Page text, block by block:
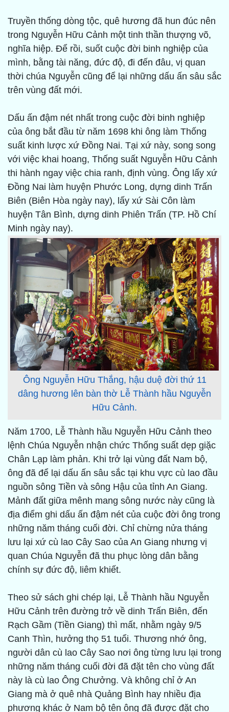
Truyền thống dòng tộc, quê hương đã hun đúc nên
trong Nguyễn Hữu Cảnh một tinh thần thượng võ,
nghĩa hiệp. Để rồi, suốt cuộc đời binh nghiệp của
mình, bằng tài năng, đức độ, đi đến đâu, vị quan
thời chúa Nguyễn cũng để lại những dấu ấn sâu sắc
trên vùng đất mới.
Dấu ấn đậm nét nhất trong cuộc đời binh nghiệp
của ông bắt đầu từ năm 1698 khi ông làm Thống
suất kinh lược xứ Đồng Nai. Tại xứ này, song song
với việc khai hoang, Thống suất Nguyễn Hữu Cảnh
thi hành ngay việc chia ranh, định vùng. Ông lấy xứ
Đồng Nai làm huyện Phước Long, dựng dinh Trấn
Biên (Biên Hòa ngày nay), lấy xứ Sài Côn làm
huyện Tân Bình, dựng dinh Phiên Trấn (TP. Hồ Chí
Minh ngày nay).
Ông Nguyễn Hữu Thắng, hậu duệ đời thứ 11
dâng hương lên bàn thờ Lễ Thành hầu Nguyễn
Hữu Cảnh.
Năm 1700, Lễ Thành hầu Nguyễn Hữu Cảnh theo
lệnh Chúa Nguyễn nhận chức Thống suất dẹp giặc
Chân Lạp làm phản. Khi trở lại vùng đất Nam bộ,
ông đã để lại dấu ấn sâu sắc tại khu vực cù lao đầu
nguồn sông Tiền và sông Hậu của tỉnh An Giang.
Mảnh đất giữa mênh mang sông nước này cũng là
địa điểm ghi dấu ấn đậm nét của cuộc đời ông trong
những năm tháng cuối đời. Chỉ chừng nửa tháng
lưu lại xứ cù lao Cây Sao của An Giang nhưng vị
quan Chúa Nguyễn đã thu phục lòng dân bằng
chính sự đức độ, liêm khiết.
Theo sử sách ghi chép lại, Lễ Thành hầu Nguyễn
Hữu Cảnh trên đường trở về dinh Trấn Biên, đến
Rạch Gầm (Tiền Giang) thì mất, nhằm ngày 9/5
Canh Thìn, hưởng thọ 51 tuổi. Thương nhớ ông,
người dân cù lao Cây Sao nơi ông từng lưu lại trong
những năm tháng cuối đời đã đặt tên cho vùng đất
này là cù lao Ông Chưởng. Và không chỉ ở An
Giang mà ở quê nhà Quảng Bình hay nhiều địa
phương khác ở Nam bộ tên ông đã được đặt cho